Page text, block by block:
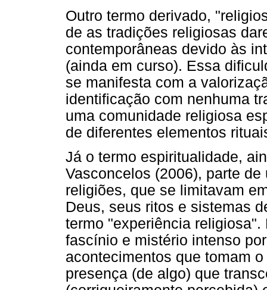
Outro termo derivado,
de as tradições religiosas
contemporâneas devido às
(ainda em curso). Essa
se manifesta com a
identificação com nenhuma
uma comunidade religiosa
de diferentes elementos
Já o termo espiritualidade,
Vasconcelos (2006), parte
religiões, que se limitavam
Deus, seus ritos e sistemas
termo "experiência
fascínio e mistério intenso
acontecimentos que tomam
presença (de algo) que